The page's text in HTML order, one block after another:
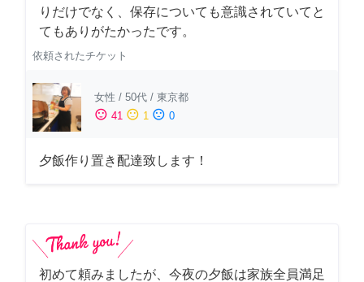
りだけでなく、保存についても意識されていてと
てもありがたかったです。
依頼されたチケット
女性 / 50代 / 東京都
sentiment_satisfied 41 sentiment_neutral 1 sentiment_dissatisfied 0
夕飯作り置き配達致します！
初めて頼みましたが、今夜の夕飯は家族全員満足